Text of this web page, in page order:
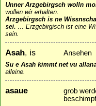
Unner Arzgebirgsch wolln
wollen wir erhalten.
Arzgebirgsch is ne
sei.
Erzgebirgisch ist eine
sein.
Asah, is Ansehen
Su e Asah kimmt net vu
alleine.
asaue
grob